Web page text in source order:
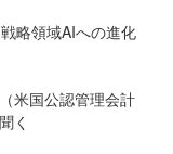
略領域AIへの進化
米国公認管理会計
く